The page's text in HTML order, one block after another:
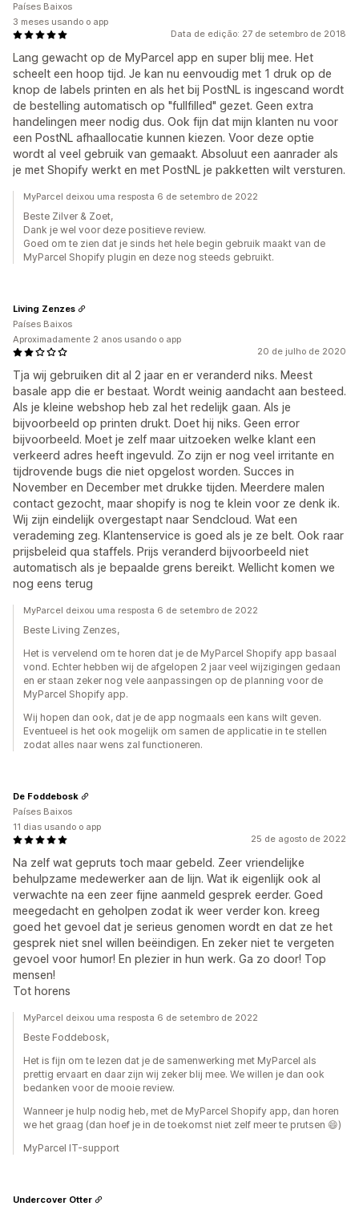
Data de edição: 27 de setembro de 2018
Lang gewacht op de MyParcel app en super blij mee. Het
scheelt een hoop tijd. Je kan nu eenvoudig met 1 druk op de
knop de labels printen en als het bij PostNL is ingescand wordt
de bestelling automatisch op "fullfilled" gezet. Geen extra
handelingen meer nodig dus. Ook fijn dat mijn klanten nu voor
een PostNL afhaallocatie kunnen kiezen. Voor deze optie
wordt al veel gebruik van gemaakt. Absoluut een aanrader als
je met Shopify werkt en met PostNL je pakketten wilt versturen.
Países Baixos
3 meses usando o app
MyParcel deixou uma resposta 6 de setembro de 2022
Beste Zilver & Zoet,
Dank je wel voor deze positieve review.
Goed om te zien dat je sinds het hele begin gebruik maakt van de
MyParcel Shopify plugin en deze nog steeds gebruikt.
20 de julho de 2020
Tja wij gebruiken dit al 2 jaar en er veranderd niks. Meest
basale app die er bestaat. Wordt weinig aandacht aan besteed.
Als je kleine webshop heb zal het redelijk gaan. Als je
bijvoorbeeld op printen drukt. Doet hij niks. Geen error
bijvoorbeeld. Moet je zelf maar uitzoeken welke klant een
verkeerd adres heeft ingevuld. Zo zijn er nog veel irritante en
tijdrovende bugs die niet opgelost worden. Succes in
November en December met drukke tijden. Meerdere malen
contact gezocht, maar shopify is nog te klein voor ze denk ik.
Wij zijn eindelijk overgestapt naar Sendcloud. Wat een
verademing zeg. Klantenservice is goed als je ze belt. Ook raar
prijsbeleid qua staffels. Prijs veranderd bijvoorbeeld niet
automatisch als je bepaalde grens bereikt. Wellicht komen we
nog eens terug
Living Zenzes
Países Baixos
Aproximadamente 2 anos usando o app
MyParcel deixou uma resposta 6 de setembro de 2022
Beste Living Zenzes,
Het is vervelend om te horen dat je de MyParcel Shopify app basaal
vond. Echter hebben wij de afgelopen 2 jaar veel wijzigingen gedaan
en er staan zeker nog vele aanpassingen op de planning voor de
MyParcel Shopify app.
Wij hopen dan ook, dat je de app nogmaals een kans wilt geven.
Eventueel is het ook mogelijk om samen de applicatie in te stellen
zodat alles naar wens zal functioneren.
25 de agosto de 2022
Na zelf wat gepruts toch maar gebeld. Zeer vriendelijke
behulpzame medewerker aan de lijn. Wat ik eigenlijk ook al
verwachte na een zeer fijne aanmeld gesprek eerder. Goed
meegedacht en geholpen zodat ik weer verder kon. kreeg
goed het gevoel dat je serieus genomen wordt en dat ze het
gesprek niet snel willen beëindigen. En zeker niet te vergeten
gevoel voor humor! En plezier in hun werk. Ga zo door! Top
mensen!
Tot horens
De Foddebosk
Países Baixos
11 dias usando o app
MyParcel deixou uma resposta 6 de setembro de 2022
Beste Foddebosk,
Het is fijn om te lezen dat je de samenwerking met MyParcel als
prettig ervaart en daar zijn wij zeker blij mee. We willen je dan ook
bedanken voor de mooie review.
Wanneer je hulp nodig heb, met de MyParcel Shopify app, dan horen
we het graag (dan hoef je in de toekomst niet zelf meer te prutsen 😄)
MyParcel IT-support
Undercover Otter